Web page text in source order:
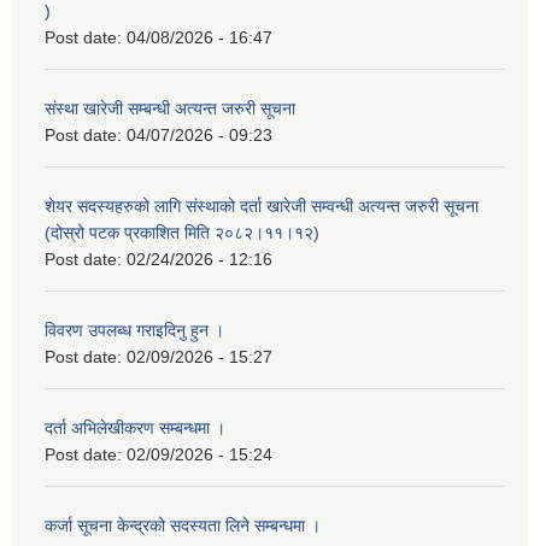
)
Post date: 04/08/2026 - 16:47
संस्था खारेजी सम्बन्धी अत्यन्त जरुरी सूचना
Post date: 04/07/2026 - 09:23
शेयर सदस्यहरुको लागि संस्थाको दर्ता खारेजी सम्वन्धी अत्यन्त जरुरी सूचना
(दोस्रो पटक प्रकाशित मिति २०८२।११।१२)
Post date: 02/24/2026 - 12:16
विवरण उपलब्ध गराइदिनु हुन ।
Post date: 02/09/2026 - 15:27
दर्ता अभिलेखीकरण सम्बन्धमा ।
Post date: 02/09/2026 - 15:24
कर्जा सूचना केन्द्रको सदस्यता लिने सम्बन्धमा ।